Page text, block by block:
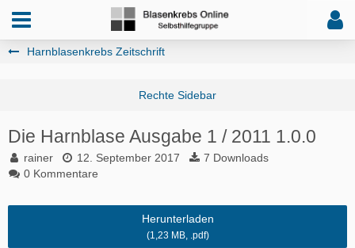
Harnblasenkrebs Zeitschrift
Die Harnblase Ausgabe 1 / 2011 1.0.0
rainer 12. September 2017
7 Downloads
0 Kommentare
Herunterladen
(1,23 MB, .pdf)